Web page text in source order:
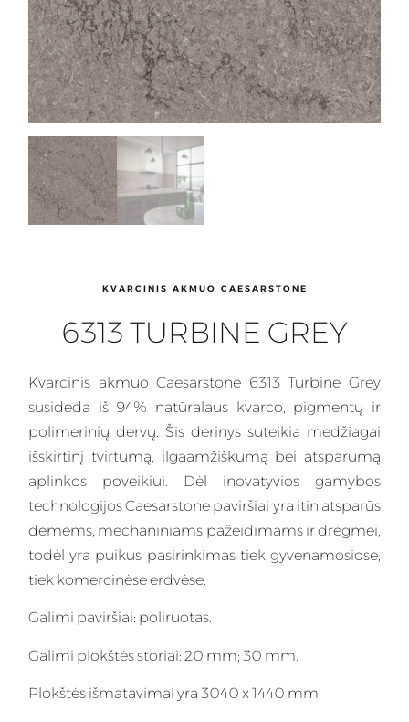
KVARCINIS AKMUO CAESARSTONE
6313 TURBINE GREY
Kvarcinis akmuo Caesarstone 6313 Turbine Grey
susideda iš 94% natūralaus kvarco, pigmentų ir
polimerinių dervų. Šis derinys suteikia medžiagai
išskirtinį tvirtumą, ilgaamžiškumą bei atsparumą
aplinkos poveikiui. Dėl inovatyvios gamybos
technologijos Caesarstone paviršiai yra itin atsparūs
dėmėms, mechaniniams pažeidimams ir drėgmei,
todėl yra puikus pasirinkimas tiek gyvenamosiose,
tiek komercinėse erdvėse.
Galimi paviršiai: poliruotas.
Galimi plokštės storiai: 20 mm; 30 mm.
Plokštės išmatavimai yra 3040 x 1440 mm.